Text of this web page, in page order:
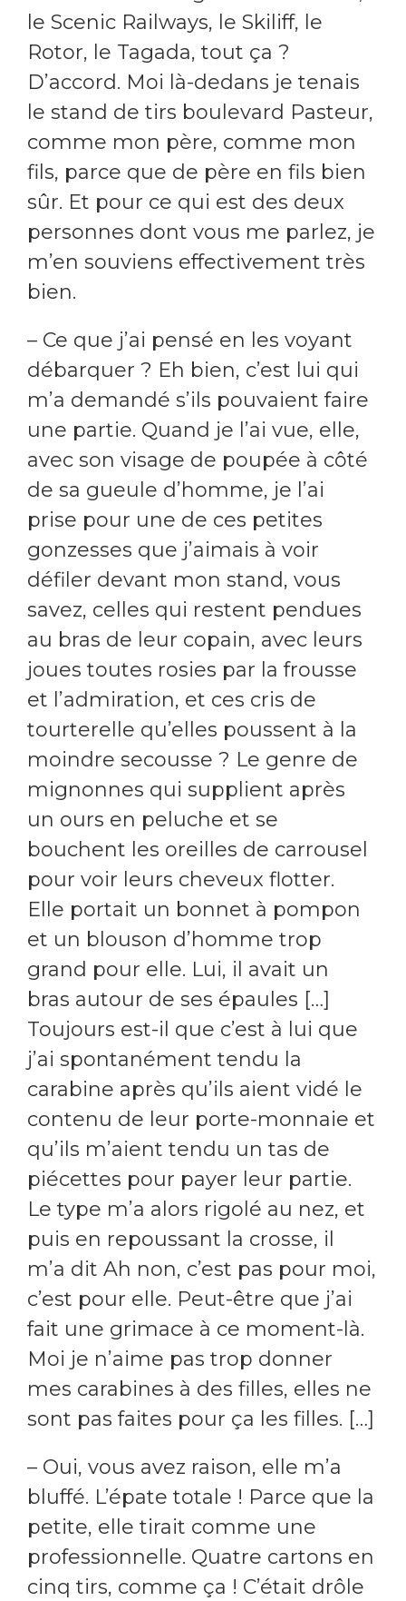
le Scenic Railways, le Skiliff, le
Rotor, le Tagada, tout ça ?
D’accord. Moi là-dedans je tenais
le stand de tirs boulevard Pasteur,
comme mon père, comme mon
fils, parce que de père en fils bien
sûr. Et pour ce qui est des deux
personnes dont vous me parlez, je
m’en souviens effectivement très
bien.
– Ce que j’ai pensé en les voyant
débarquer ? Eh bien, c’est lui qui
m’a demandé s’ils pouvaient faire
une partie. Quand je l’ai vue, elle,
avec son visage de poupée à côté
de sa gueule d’homme, je l’ai
prise pour une de ces petites
gonzesses que j’aimais à voir
défiler devant mon stand, vous
savez, celles qui restent pendues
au bras de leur copain, avec leurs
joues toutes rosies par la frousse
et l’admiration, et ces cris de
tourterelle qu’elles poussent à la
moindre secousse ? Le genre de
mignonnes qui supplient après
un ours en peluche et se
bouchent les oreilles de carrousel
pour voir leurs cheveux flotter.
Elle portait un bonnet à pompon
et un blouson d’homme trop
grand pour elle. Lui, il avait un
bras autour de ses épaules […]
Toujours est-il que c’est à lui que
j’ai spontanément tendu la
carabine après qu’ils aient vidé le
contenu de leur porte-monnaie et
qu’ils m’aient tendu un tas de
piécettes pour payer leur partie.
Le type m’a alors rigolé au nez, et
puis en repoussant la crosse, il
m’a dit Ah non, c’est pas pour moi,
c’est pour elle. Peut-être que j’ai
fait une grimace à ce moment-là.
Moi je n’aime pas trop donner
mes carabines à des filles, elles ne
sont pas faites pour ça les filles. […]
– Oui, vous avez raison, elle m’a
bluffé. L’épate totale ! Parce que la
petite, elle tirait comme une
professionnelle. Quatre cartons en
cinq tirs, comme ça ! C’était drôle